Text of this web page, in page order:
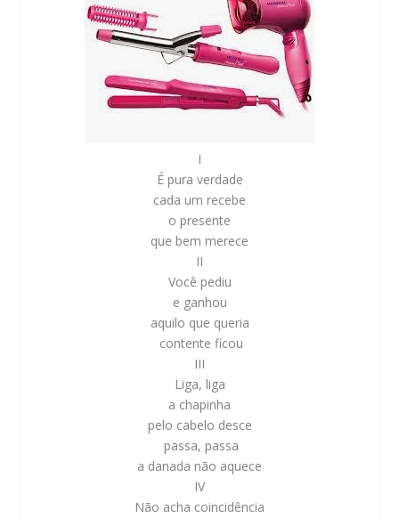
I
É pura verdade
cada um recebe
o presente
que bem merece
II
Você pediu
e ganhou
aquilo que queria
contente ficou
III
Liga, liga
a chapinha
pelo cabelo desce
passa, passa
a danada não aquece
IV
Não acha coincidência